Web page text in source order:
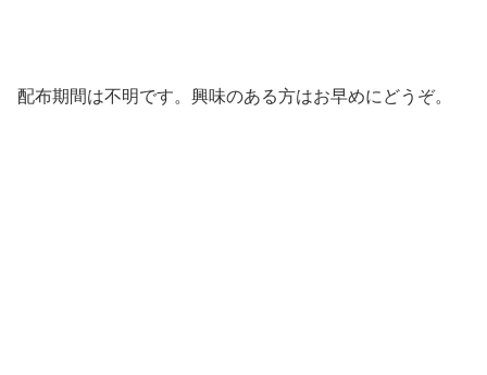
配布期間は不明です。興味のある方はお早めにどうぞ。